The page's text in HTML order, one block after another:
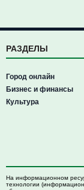
РАЗДЕЛЫ
Город онлайн
Бизнес и финансы
Культура
На информационном
технологии